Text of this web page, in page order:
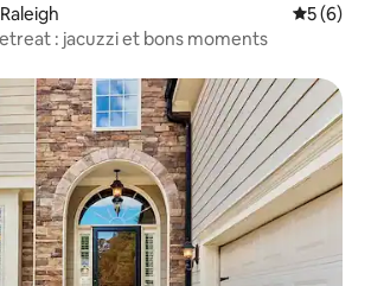
5 (6)
: jacuzzi et bons moments